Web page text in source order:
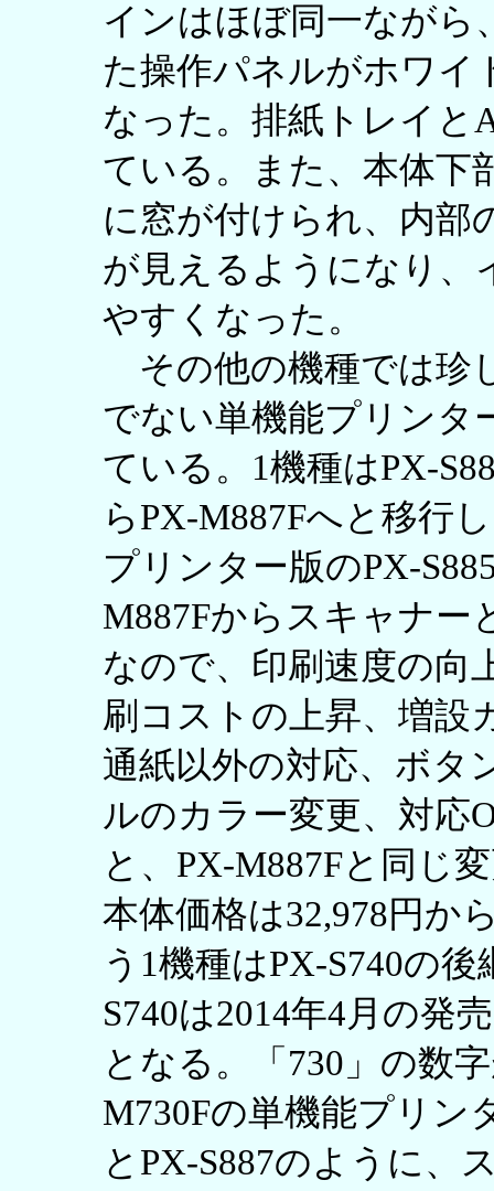
インはほぼ同一ながら
た操作パネルがホワイ
なった。排紙トレイと
ている。また、本体下
に窓が付けられ、内部
が見えるようになり、
やすくなった。
その他の機種では珍
でない単機能プリンタ
ている。1機種はPX-
らPX-M887Fへと移行
プリンター版のPX-
M887Fからスキャナー
なので、印刷速度の向
刷コストの上昇、増設
通紙以外の対応、ボタ
ルのカラー変更、対応
と、PX-M887Fと同じ
本体価格は32,978円か
う1機種はPX-S740の
S740は2014年4月の発
となる。「730」の数
M730Fの単機能プリン
とPX-S887のように、